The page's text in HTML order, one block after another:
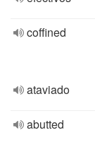
coffined
ataviado
abutted